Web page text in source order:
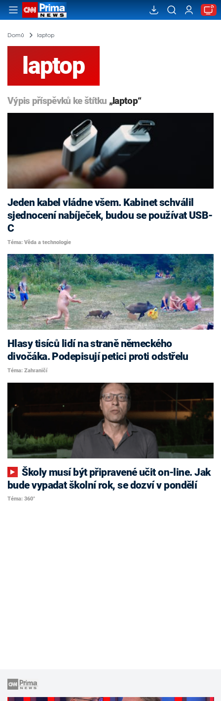
Domů laptop
laptop
Výpis příspěvků ke štítku „laptop“
Jeden kabel vládne všem. Kabinet schválil
sjednocení nabíječek, budou se používat USB-
C
Téma: Věda a technologie
Hlasy tisíců lidí na straně německého
divočáka. Podepisují petici proti odstřelu
Téma: Zahraničí
Školy musí být připravené učit on-line. Jak
bude vypadat školní rok, se dozví v pondělí
Téma: 360°